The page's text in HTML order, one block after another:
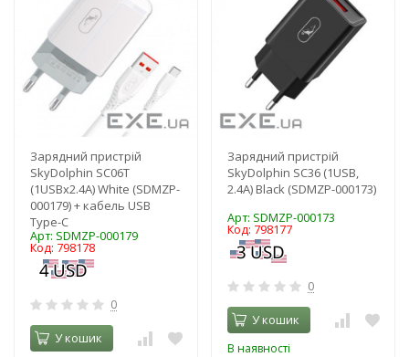
Зарядний пристрій
SkyDolphin SC06T
(1USBx2.4A) White (SDMZP-
000179) + кабель USB
Type-C
Арт: SDMZP-000179
Код: 798178
0
У кошик
Зарядний пристрій
SkyDolphin SC36 (1USB,
2.4A) Black (SDMZP-000173)
Арт: SDMZP-000173
Код: 798177
0
У кошик
В наявності